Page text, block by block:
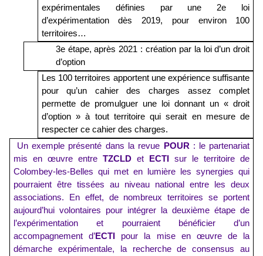
expérimentales définies par une 2e loi
d’expérimentation dès 2019, pour environ 100
territoires…
3e étape, après 2021 : création par la loi d’un droit
d’option
Les 100 territoires apportent une expérience suffisante
pour qu’un cahier des charges assez complet
permette de promulguer une loi donnant un « droit
d’option » à tout territoire qui serait en mesure de
respecter ce cahier des charges.
Un exemple présenté dans la revue
POUR : le partenariat
mis en œuvre entre TZCLDet ECTI
sur le territoire de
Colombey-les-Belles qui met en lumière les synergies qui
pourraient être tissées au niveau national entre les deux
associations. En effet, de nombreux territoires se portent
aujourd’hui volontaires pour intégrer la deuxième étape de
l’expérimentation et pourraient bénéficier d’un
accompagnement d’ECTI
pour la mise en œuvre de la
démarche expérimentale, la recherche de consensus au